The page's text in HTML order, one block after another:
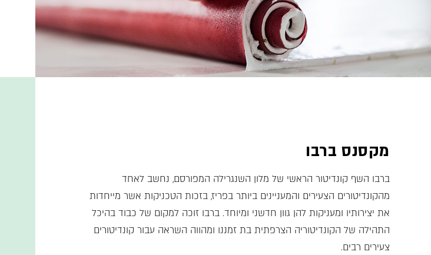
מקסנס ברבו
ברבו השף קונדיטור הראשי של מלון השנגרילה המפורסם, נחשב לאחד
מהקונדיטורים הצעירים והמעניינים ביותר בפריז, בזכות הטכניקות אשר מייחדות
את יצירותיו ומעניקות להן גוון חדשני ומיוחד. ברבו זוכה למקום של כבוד בהיכל
התהילה של הקונדיטוריה הצרפתית בת זמננו ומהווה השראה עבור קונדיטורים
צעירים רבים.